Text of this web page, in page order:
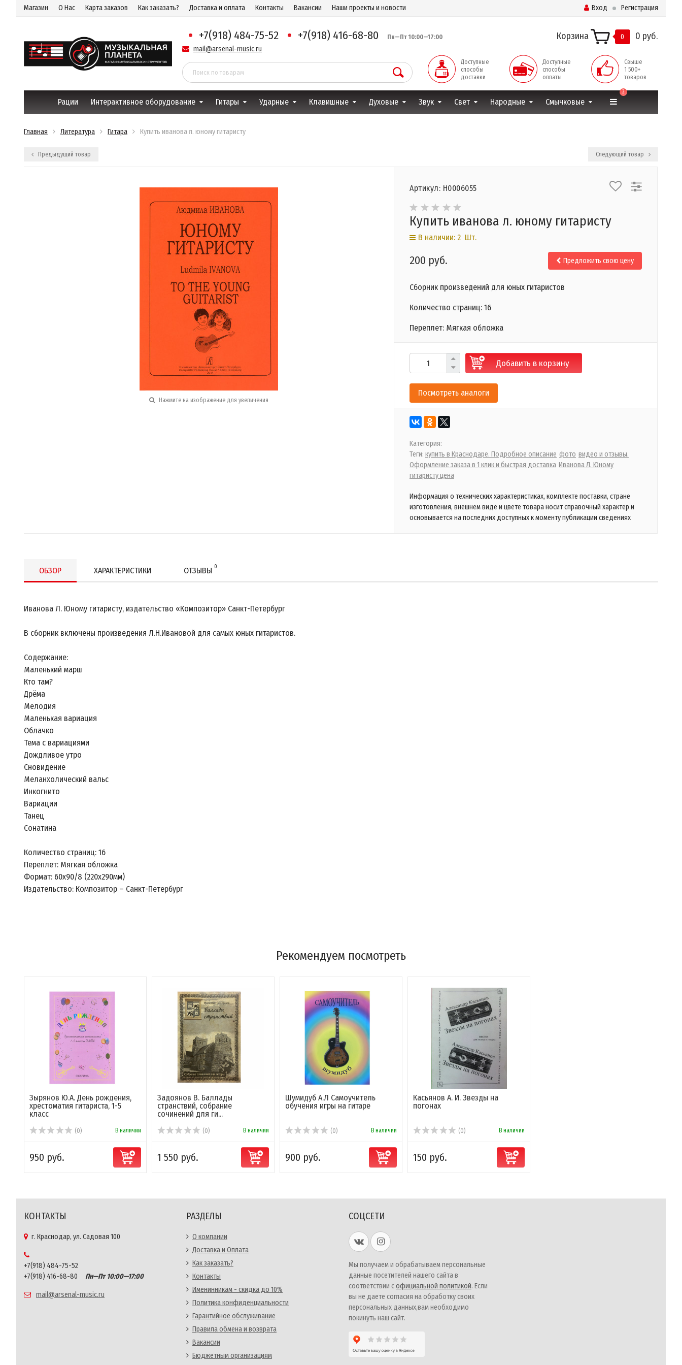
Магазин О Нас Карта заказов Как заказать? Доставка и оплата Контакты Вакансии Наши проекты и новости Вход Регистрация
+7(918) 484-75-52 +7(918) 416-68-80 Пн—Пт 10:00—17:00
mail@arsenal-music.ru
Корзина 0 0 руб.
Доступные
способы
доставки
Доступные
способы
оплаты
Свыше
1 500+
товаров
Рации Интерактивное оборудование Гитары Ударные Клавишные Духовые Звук Свет Народные Смычковые
3
Главная Литература Гитара Купить иванова л. юному гитаристу
Предыдущий товар Следующий товар
Нажмите на изображение для увеличения
Артикул: Н0006055
Купить иванова л. юному гитаристу
В наличии: 2 Шт.
200 руб. Предложить свою цену
Сборник произведений для юных гитаристов
Количество страниц: 16
Переплет: Мягкая обложка
Добавить в корзину
Посмотреть аналоги
Категория:
Теги: купить в Краснодаре. Подробное описание фото видео и отзывы.
Оформление заказа в 1 клик и быстрая доставка Иванова Л. Юному
гитаристу цена
Информация о технических характеристиках, комплекте поставки, стране
изготовления, внешнем виде и цвете товара носит справочный характер и
основывается на последних доступных к моменту публикации сведениях
ОБЗОР ХАРАКТЕРИСТИКИ ОТЗЫВЫ 0
Иванова Л. Юному гитаристу, издательство «Композитор» Санкт-Петербург
В сборник включены произведения Л.Н.Ивановой для самых юных гитаристов.
Содержание:
Маленький марш
Кто там?
Дрёма
Мелодия
Маленькая вариация
Облачко
Тема с вариациями
Дождливое утро
Сновидение
Меланхолический вальс
Инкогнито
Вариации
Танец
Сонатина
Количество страниц: 16
Переплет: Мягкая обложка
Формат: 60x90/8 (220х290мм)
Издательство: Композитор – Санкт-Петербург
Рекомендуем посмотреть
Зырянов Ю.А. День рождения,
хрестоматия гитариста, 1-5
класс
(0) В наличии
950 руб.
Задоянов В. Баллады
странствий, собрание
сочинений для ги...
(0) В наличии
1 550 руб.
Шумидуб А.Л Самоучитель
обучения игры на гитаре
(0) В наличии
900 руб.
Касьянов А. И. Звезды на
погонах
(0) В наличии
150 руб.
КОНТАКТЫ
г. Краснодар, ул. Садовая 100
+7(918) 484-75-52
+7(918) 416-68-80
Пн—Пт 10:00—17:00
mail@arsenal-music.ru
РАЗДЕЛЫ
О компании
Доставка и Оплата
Как заказать?
Контакты
Именинникам - скидка до 10%
Политика конфиденциальности
Гарантийное обслуживание
Правила обмена и возврата
Вакансии
Бюджетным организациям
СОЦСЕТИ
Мы получаем и обрабатываем персональные
данные посетителей нашего сайта в
соответствии софициальной политикой. Если
вы не даете согласия на обработку своих
персональных данных,вам необходимо
покинуть наш сайт.